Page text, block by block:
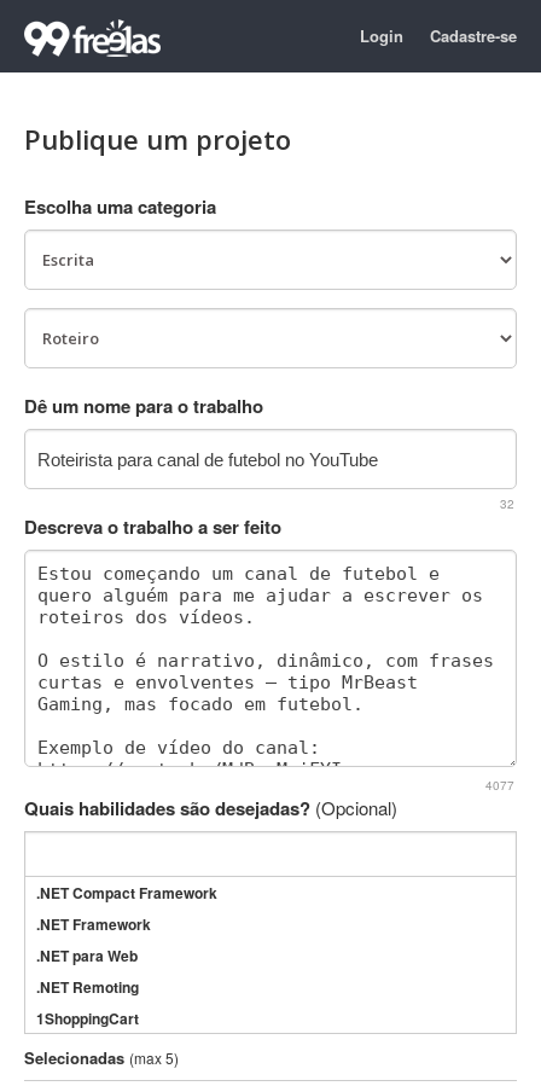
Login Cadastre-se
Publique um projeto
Escolha uma categoria
Dê um nome para o trabalho
32
Descreva o trabalho a ser feito
4077
Quais habilidades são desejadas? (Opcional)
.NET Compact Framework
.NET Framework
.NET para Web
.NET Remoting
1ShoppingCart
3DS Max
3GSM
Selecionadas (max 5)